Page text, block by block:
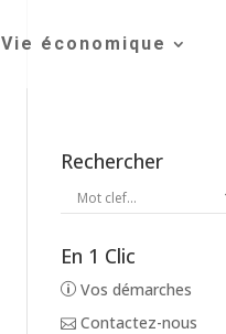
Vie économique
Rechercher
En 1 Clic
Vos démarches
Contactez-nous